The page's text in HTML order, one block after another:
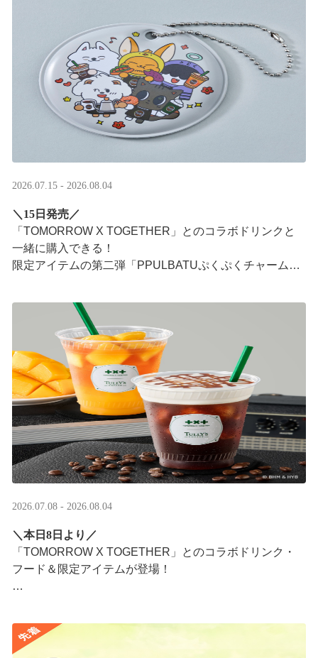
2026.07.15 - 2026.08.04
＼15日発売／
「TOMORROW X TOGETHER」とのコラボドリンクと
一緒に購入できる！​
限定アイテムの第二弾「PPULBATUぷくぷくチャーム」​
2026.07.08 - 2026.08.04
＼本日8日より／
「TOMORROW X TOGETHER」とのコラボドリンク・
フード＆限定アイテムが登場！